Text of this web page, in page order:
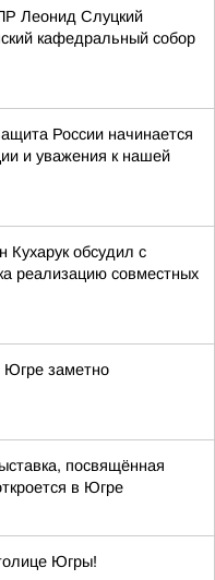
Леонид Слуцкий
кафедральный собор
России начинается
и уважения к нашей
Кухарук обсудил с
реализацию совместных
Югре заметно
посвящённая
в Югре
Югры!